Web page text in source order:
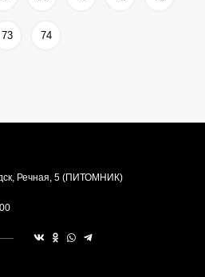
73 74
Речная, 5 (ПИТОМНИК)